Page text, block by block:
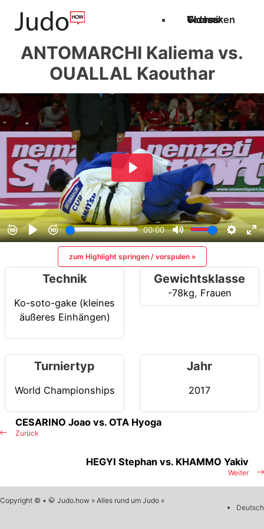
Techniken
Videos
Glossar
ANTOMARCHI Kaliema vs.
OUALLAL Kaouthar
zum Highlight springen / vorspulen »
Technik
Ko-soto-gake (kleines
äußeres Einhängen)
Gewichtsklasse
-78kg, Frauen
Turniertyp
World Championships
Jahr
2017
Zurück
CESARINO Joao vs. OTA Hyoga
Weiter
HEGYI Stephan vs. KHAMMO Yakiv
Copyright © • 🥋 Judo.how » Alles rund um Judo «
Deutsch